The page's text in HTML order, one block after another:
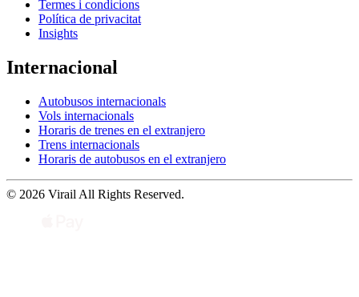
Termes i condicions
Política de privacitat
Insights
Internacional
Autobusos internacionals
Vols internacionals
Horaris de trenes en el extranjero
Trens internacionals
Horaris de autobusos en el extranjero
© 2026 Virail All Rights Reserved.